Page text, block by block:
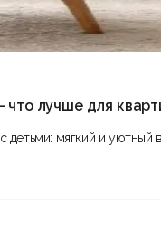
лучше для
детьми: мягкий и